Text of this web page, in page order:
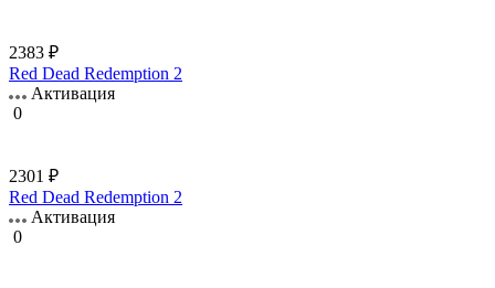
2383 ₽
Red Dead Redemption 2
Активация
0
2301 ₽
Red Dead Redemption 2
Активация
0